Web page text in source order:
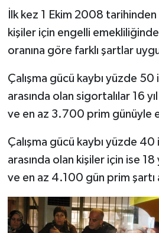
İlk kez 1 Ekim 2008
kişiler için engelli emekliliğinde
oranına göre farklı şartlar
Çalışma gücü kaybı yüzde
arasında olan sigortalılar 16
ve en az 3.700 prim günüyle
Çalışma gücü kaybı yüzde
arasında olan kişiler için ise 18
ve en az 4.100 gün prim şartı